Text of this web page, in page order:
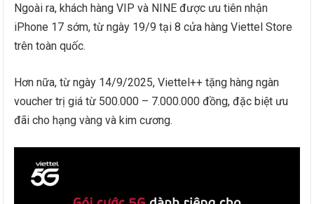
Ngoài ra, khách hàng VIP và NINE được ưu tiên nhận
iPhone 17 sớm, từ ngày 19/9 tại 8 cửa hàng Viettel Store
trên toàn quốc.
Hơn nữa, từ ngày 14/9/2025, Viettel++ tặng hàng ngàn
voucher trị giá từ 500.000 – 7.000.000 đồng, đặc biệt ưu
đãi cho hạng vàng và kim cương.